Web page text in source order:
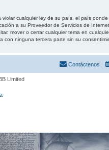
cualquier ley de su país, el país donde
a su Proveedor de Servicios de
mover o cerrar cualquier tema en
ninguna tercera parte sin su
Contáctenos
Limited